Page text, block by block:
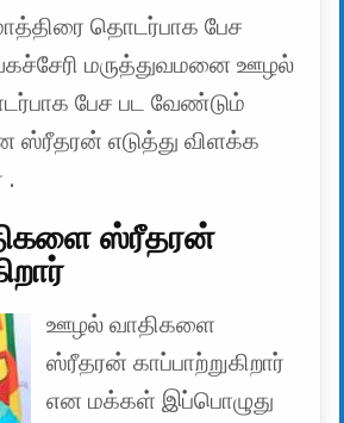
தொடர்பாக பேச
மருத்துவமனை ஊழல்
பேச பட வேண்டும்
எடுத்து விளக்க
.
ஸ்ரீதரன்
ஊழல் வாதிகளை
ஸ்ரீதரன் காப்பாற்றுகிறார்
என மக்கள் இப்பொழுது